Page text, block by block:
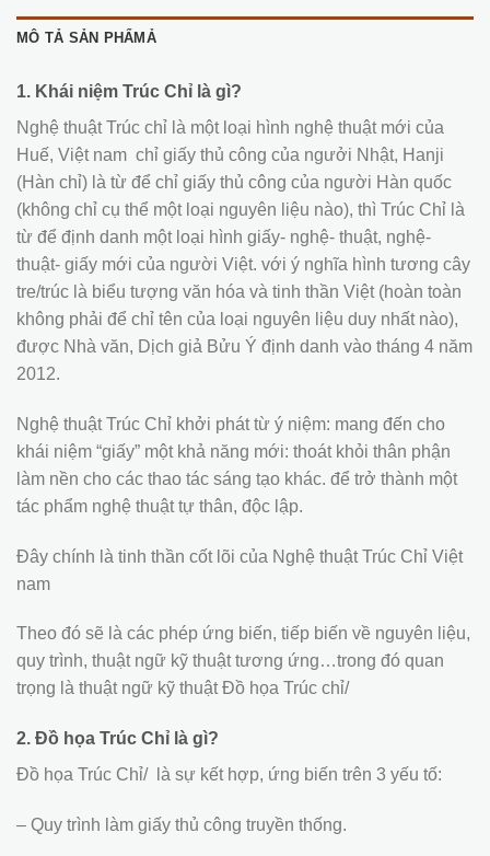
MÔ TẢ SẢN PHẨMẢ
1. Khái niệm Trúc Chỉ là gì?
Nghệ thuật Trúc chỉ là một loại hình nghệ thuật mới của
Huế, Việt nam chỉ giấy thủ công của ngưởi Nhật, Hanji
(Hàn chỉ) là từ để chỉ giấy thủ công của người Hàn quốc
(không chỉ cụ thể một loại nguyên liệu nào), thì Trúc Chỉ là
từ để định danh một loại hình giấy- nghệ- thuật, nghệ-
thuật- giấy mới của người Việt. với ý nghĩa hình tương cây
tre/trúc là biểu tượng văn hóa và tinh thần Việt (hoàn toàn
không phải để chỉ tên của loại nguyên liệu duy nhất nào),
được Nhà văn, Dịch giả Bửu Ý định danh vào tháng 4 năm
2012.
Nghệ thuật Trúc Chỉ khởi phát từ ý niệm: mang đến cho
khái niệm “giấy” một khả năng mới: thoát khỏi thân phận
làm nền cho các thao tác sáng tạo khác. để trở thành một
tác phẩm nghệ thuật tự thân, độc lập.
Đây chính là tinh thần cốt lõi của Nghệ thuật Trúc Chỉ Việt
nam
Theo đó sẽ là các phép ứng biến, tiếp biến về nguyên liệu,
quy trình, thuật ngữ kỹ thuật tương ứng…trong đó quan
trọng là thuật ngữ kỹ thuật Đồ họa Trúc chỉ/
2. Đồ họa Trúc Chỉ là gì?
Đồ họa Trúc Chỉ/ là sự kết hợp, ứng biến trên 3 yếu tố:
– Quy trình làm giấy thủ công truyền thống.